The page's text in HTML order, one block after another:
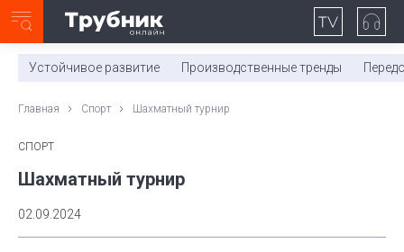
0:00/ 11:03
Устойчивое развитие Производственные тренды
Главная Спорт Шахматный турнир
СПОРТ
Шахматный турнир
02.09.2024